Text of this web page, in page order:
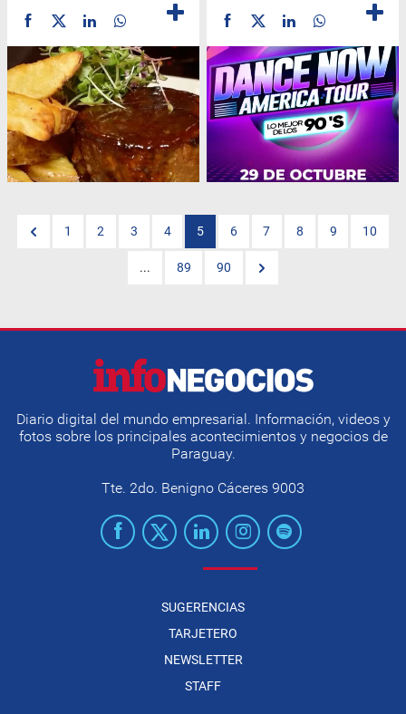
1 2 3 4 5 6 7 8 9 10
... 89 90
Diario digital del mundo empresarial. Información, videos y
fotos sobre los principales acontecimientos y negocios de
Paraguay.
Tte. 2do. Benigno Cáceres 9003
SUGERENCIAS
TARJETERO
NEWSLETTER
STAFF